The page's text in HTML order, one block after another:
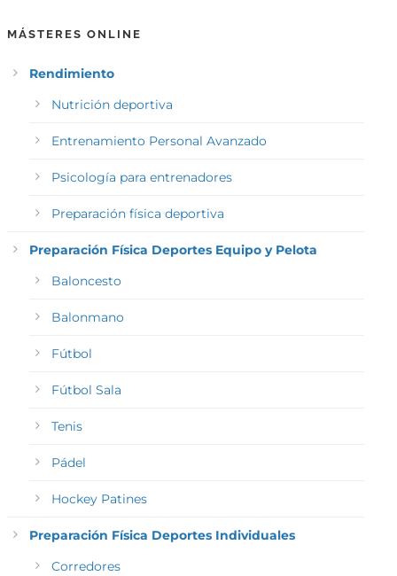
MÁSTERES ONLINE
Rendimiento
Nutrición deportiva
Entrenamiento Personal Avanzado
Psicología para entrenadores
Preparación física deportiva
Preparación Física Deportes Equipo y Pelota
Baloncesto
Balonmano
Fútbol
Fútbol Sala
Tenis
Pádel
Hockey Patines
Preparación Física Deportes Individuales
Corredores